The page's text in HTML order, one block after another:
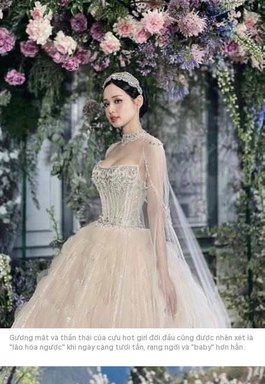
Gương mặt và thần thái của cựu hot girl đời đầu cũng được nhận xét là
"lão hóa ngược" khi ngày càng tươi tắn, rạng ngời và "baby" hơn hẳn.